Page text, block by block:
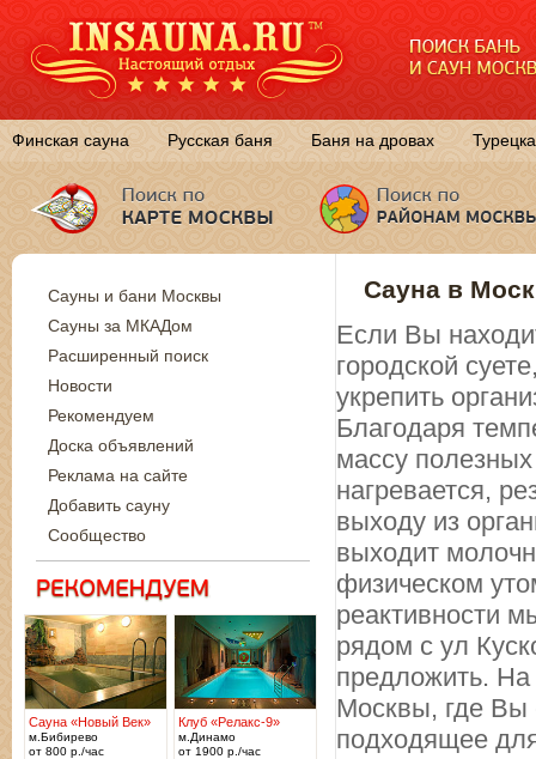
Финская сауна Русская баня Баня на дровах
Сауна в
Если Вы
городской
укрепить
Благодаря
массу
нагревается,
выходу из
выходит
физическом
реактивности
рядом с ул
предложить. На
Москвы, где Вы
подходящее
Сауны и бани Москвы
Сауны за МКАДом
Расширенный поиск
Новости
Рекомендуем
Доска объявлений
Реклама на сайте
Добавить сауну
Сообщество
Сауна «Новый Век»
м.Бибирево
от 800 р./час
Клуб «Релакс-9»
м.Динамо
от 1900 р./час